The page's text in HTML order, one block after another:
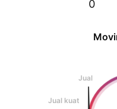
0
Jual
Jual kuat